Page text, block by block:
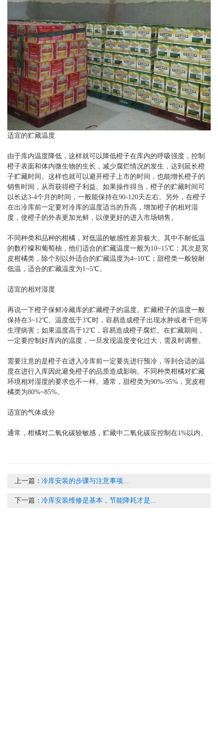
适宜的贮藏温度
由于库内温度降低，这样就可以降低橙子在库内的呼吸强度，控制
橙子表面和体内微生物的生长，减少腐烂情况的发生，达到延长橙
子贮藏时间。这样也就可以避开橙子上市的时间，也能增长橙子的
销售时间，从而获得橙子利益。如果操作得当，橙子的贮藏时间可
以长达3-4个月的时间，一般能保持在90-120天左右。另外，在橙子
在出冷库前一定要对冷库的温度适当的升高，增加橙子的相对湿
度，使橙子的外表更加光鲜，以便更好的进入市场销售。
不同种类和品种的柑橘，对低温的敏感性差异极大。其中不耐低温
的数柠檬和葡萄柚，他们适合的贮藏温度一般为10~15℃；其次是宽
皮柑橘类，除个别以外适合的贮藏温度为4~10℃；甜橙类一般较耐
低温，适合的贮藏温度为1~5℃。
适宜的相对湿度
再说一下橙子保鲜冷藏库的贮藏橙子的温度。贮藏橙子的温度一般
保持在3~12℃。温度低于3℃时，容易造成橙子出现水肿或者干疤等
生理病害；如果温度高于12℃，容易造成橙子腐烂。在贮藏期间，
一定要控制好库内的温度，一旦发现温度变化过大，需及时调整。
需要注意的是橙子在进入冷库前一定要先进行预冷，等到合适的温
度在进行入库因此避免橙子的品质造成影响。不同种类柑橘对贮藏
环境相对湿度的要求也不一样。通常，甜橙类为90%-95%，宽皮柑
橘类为80%~85%。
适宜的气体成分
通常，柑橘对二氧化碳较敏感，贮藏中二氧化碳应控制在1%以内。
上一篇：冷库安装的步骤与注意事项...
下一篇：冷库安装维修是基本，节能降耗才是...